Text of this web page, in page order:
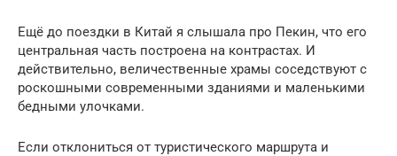
Ещё до поездки в Китай я слышала про Пекин, что его
центральная часть построена на контрастах. И
действительно, величественные храмы соседствуют с
роскошными современными зданиями и маленькими
бедными улочками.
Если отклониться от туристического маршрута и